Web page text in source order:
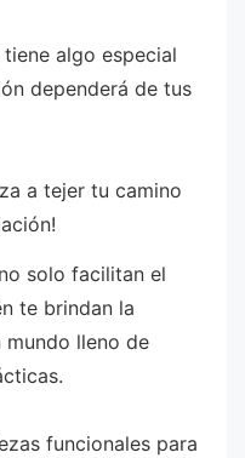
algo especial
dependerá de tus
a tejer tu camino
solo facilitan el
te brindan la
lleno de
funcionales para